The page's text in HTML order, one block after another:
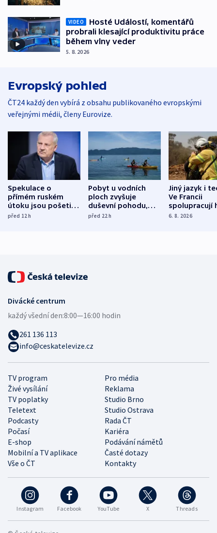
VIDEO
Hosté Událostí, komentářů
probrali klesající produktivitu práce
během vlny veder
5. 8. 2026
Evropský pohled
ČT24 každý den vybírá z obsahu publikovaného evropskými
veřejnými médii, členy Eurovize.
Spekulace o
přímém ruském
útoku jsou pošetilé,
míní estonský
před 12h
Pobyt u vodních
ploch zvyšuje
duševní pohodu,
ukázala
před 22h
Jiný jazyk i
Ve Francii
spolupracují
různých zemí
6. 8. 2026
Instagram Facebook YouTube X Threads
TV program
Pro média
Živé vysílání
Reklama
TV poplatky
Studio Brno
Teletext
Studio Ostrava
Podcasty
Rada ČT
Počasí
Kariéra
E-shop
Podávání námětů
Mobilní a TV aplikace
Časté dotazy
Vše o ČT
Kontakty
Divácké centrum
každý všední den:8:00—16:00 hodin
261 136 113
info@ceskatelevize.cz